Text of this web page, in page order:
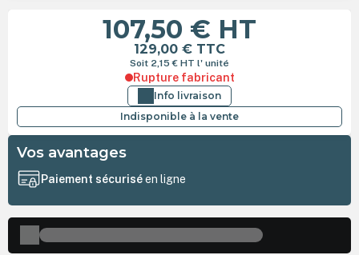
107,50 € HT
129,00 € TTC
Soit 2,15 € HT l' unité
Rupture fabricant
Info livraison
Indisponible à la vente
Vos avantages
Paiement sécuriséen ligne